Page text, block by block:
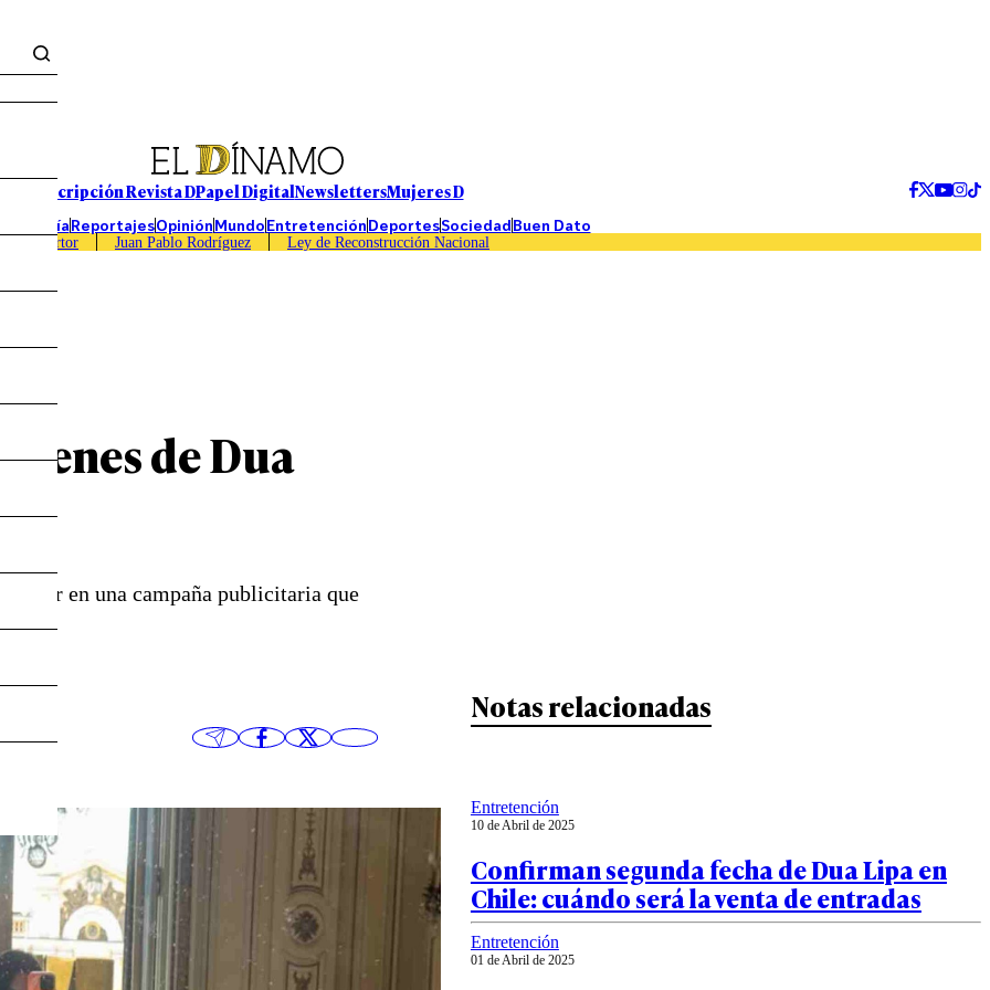
Suscripción Revista DPapel DigitalNewslettersMujeres D
EconomíaReportajesOpiniónMundoEntretenciónDeportesSociedadBuen Dato
Caso Sartor Juan Pablo Rodríguez Ley de Reconstrucción Nacional
de Dua
en una campaña publicitaria que
Notas relacionadas
Entretención
10 de Abril de 2025
Confirman segunda fecha de Dua Lipa en
Chile: cuándo será la venta de entradas
Entretención
01 de Abril de 2025